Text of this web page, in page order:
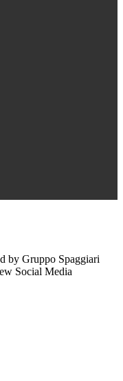
by Gruppo Spaggiari
Social Media